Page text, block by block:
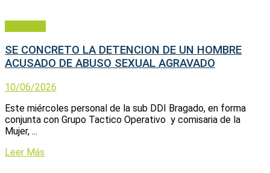
SE CONCRETO LA DETENCION DE UN HOMBRE
ACUSADO DE ABUSO SEXUAL AGRAVADO
10/06/2026
Este miércoles personal de la sub DDI Bragado, en forma
conjunta con Grupo Tactico Operativo y comisaria de la
Mujer, ...
Leer Más